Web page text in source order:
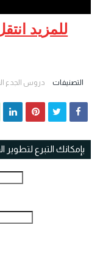
للمزيد
التصنيفات دروس الجدع
بإمكانك التبرع